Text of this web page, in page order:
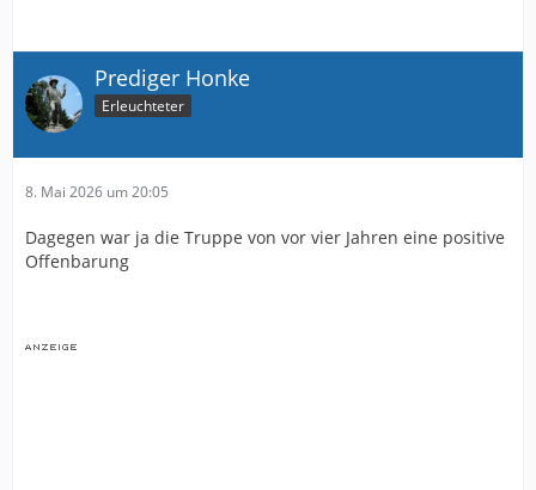
Prediger Honke
Erleuchteter
8. Mai 2026 um 20:05
Dagegen war ja die Truppe von vor vier Jahren eine positive
Offenbarung